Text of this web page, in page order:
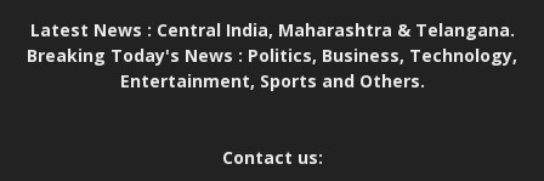
Latest News : Central India, Maharashtra & Telangana.
Breaking Today's News : Politics, Business, Technology,
Entertainment, Sports and Others.
Contact us: